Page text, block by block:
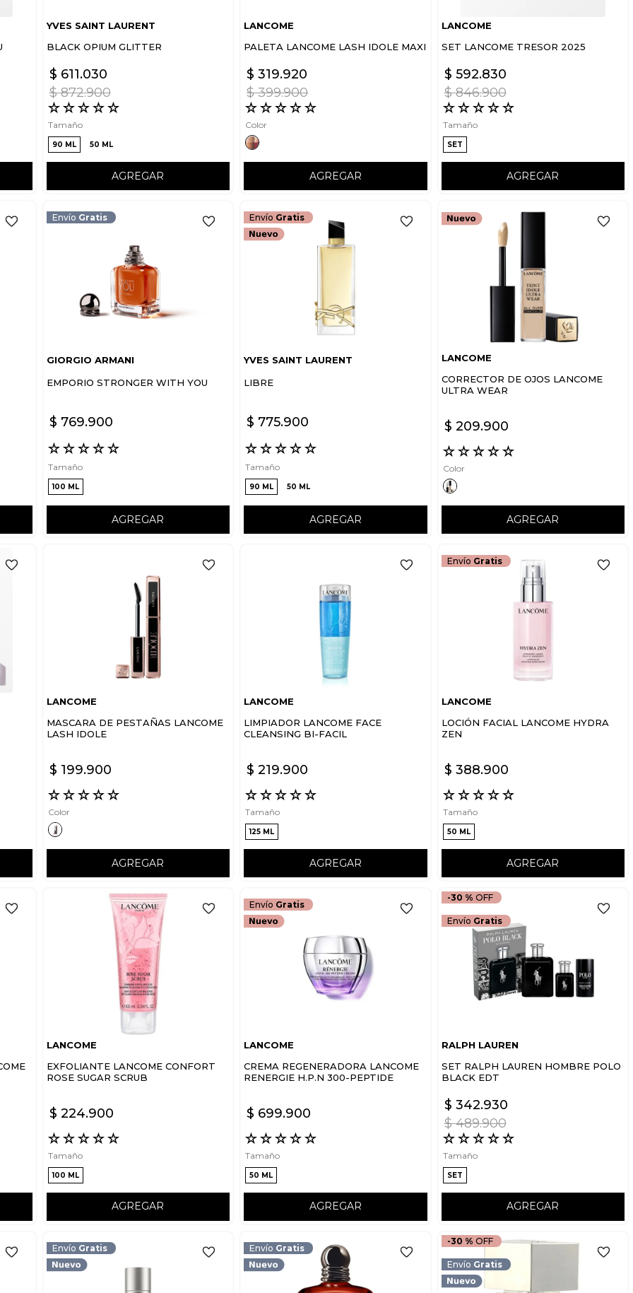
YVES SAINT LAURENT
BLACK OPIUM GLITTER
$ 872.900
$ 611.030
☆☆☆☆☆
Tamaño
90 ML 50 ML
AGREGAR
LANCOME
PALETA LANCOME LASH IDOLE MAXI
$ 399.900
$ 319.920
☆☆☆☆☆
Color
AGREGAR
LANCOME
SET LANCOME TRESOR 2025
$ 846.900
$ 592.830
☆☆☆☆☆
Tamaño
SET
AGREGAR
Envío Gratis
GIORGIO ARMANI
EMPORIO STRONGER WITH YOU
$ 769.900
☆☆☆☆☆
Tamaño
100 ML
AGREGAR
Envío Gratis
YVES SAINT LAURENT
LIBRE
$ 775.900
☆☆☆☆☆
Tamaño
90 ML 50 ML
AGREGAR
LANCOME
CORRECTOR DE OJOS LANCOME
ULTRA WEAR
$ 209.900
☆☆☆☆☆
Color
AGREGAR
LANCOME
MASCARA DE PESTAÑAS LANCOME
LASH IDOLE
$ 199.900
☆☆☆☆☆
Color
AGREGAR
LANCOME
LIMPIADOR LANCOME FACE
CLEANSING BI-FACIL
$ 219.900
☆☆☆☆☆
Tamaño
125 ML
AGREGAR
Envío Gratis
LANCOME
LOCIÓN FACIAL LANCOME HYDRA
ZEN
$ 388.900
☆☆☆☆☆
Tamaño
50 ML
AGREGAR
LANCOME
EXFOLIANTE LANCOME CONFORT
ROSE SUGAR SCRUB
$ 224.900
☆☆☆☆☆
Tamaño
100 ML
AGREGAR
Envío Gratis
LANCOME
CREMA REGENERADORA LANCOME
RENERGIE H.P.N 300-PEPTIDE
$ 699.900
☆☆☆☆☆
Tamaño
50 ML
AGREGAR
Envío Gratis
-30 %
RALPH LAUREN
SET RALPH LAUREN HOMBRE POLO
BLACK EDT
$ 489.900
$ 342.930
☆☆☆☆☆
Tamaño
SET
AGREGAR
Envío Gratis Envío Gratis
Envío Gratis
-30 %